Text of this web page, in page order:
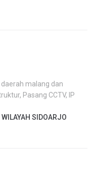
malang dan
Pasang CCTV, IP
SIDOARJO